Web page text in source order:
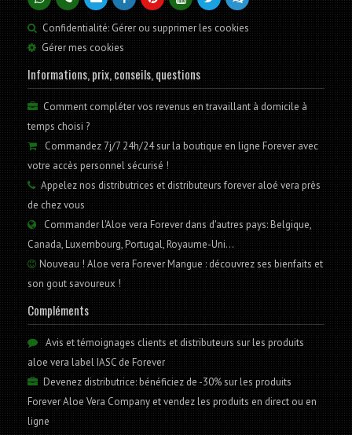
Confidentialité: Gérer ou supprimer les cookies
Gérer mes cookies
Informations, prix, conseils, questions
Comment compléter vos revenus en travaillant à domicile à
temps choisi ?
Commandez 7j/7 24h/24 sur la boutique en ligne Forever avec
votre accès personnel sécurisé !
Appelez nos distributrices et distributeurs forever aloé vera près
de chez vous
Commander l'Aloe vera Forever dans d'autres pays: Belgique,
Canada, Luxembourg, Portugal, Royaume-Uni...
Nouveau ! Aloe vera Forever Mangue : découvrez ses bienfaits et
son gout savoureux !
Compléments
Avis et témoignages clients et distributeurs sur les produits
aloe vera label IASC de Forever
Devenez distributrice: bénéficiez de -30% sur les produits
Forever Aloe Vera Company et vendez les produits en direct ou en
ligne